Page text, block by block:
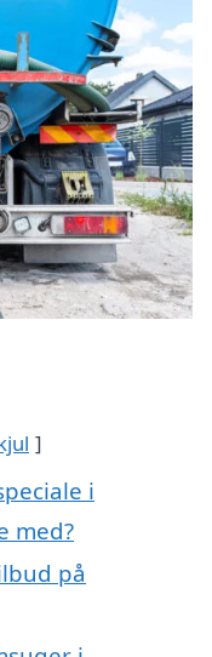
i
med?
på